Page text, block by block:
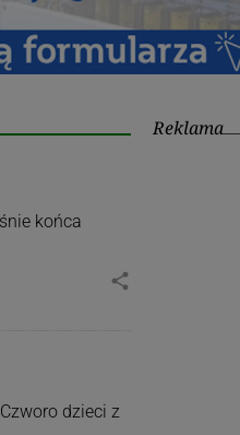
końca
share
dzieci z
Reklama